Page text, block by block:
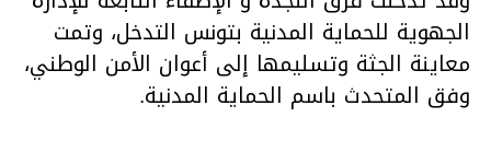
الجهوية للحماية المدنية بتونس التدخل، وتمت
معاينة الجثة وتسليمها إلى أعوان الأمن الوطني،
وفق المتحدث باسم الحماية المدنية.